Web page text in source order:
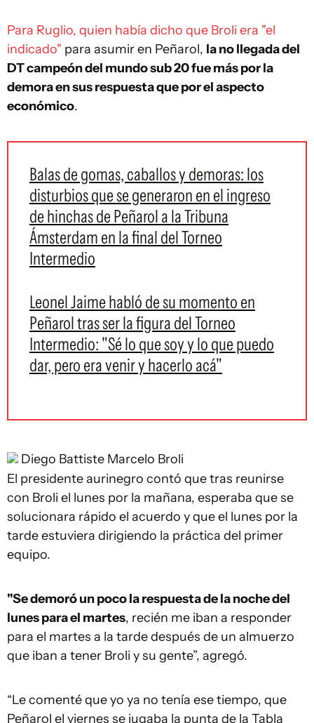
Para Ruglio, quien había dicho que Broli era "el
indicado" para asumir en Peñarol, la no llegada del
DT campeón del mundo sub 20 fue más por la
demora en sus respuesta que por el aspecto
económico.
Balas de gomas, caballos y demoras: los
disturbios que se generaron en el ingreso
de hinchas de Peñarol a la Tribuna
Ámsterdam en la final del Torneo
Intermedio
Leonel Jaime habló de su momento en
Peñarol tras ser la figura del Torneo
Intermedio: "Sé lo que soy y lo que puedo
dar, pero era venir y hacerlo acá"
Diego Battiste Marcelo Broli
El presidente aurinegro contó que tras reunirse
con Broli el lunes por la mañana, esperaba que se
solucionara rápido el acuerdo y que el lunes por la
tarde estuviera dirigiendo la práctica del primer
equipo.
"Se demoró un poco la respuesta de la noche del
lunes para el martes, recién me iban a responder
para el martes a la tarde después de un almuerzo
que iban a tener Broli y su gente”, agregó.
“Le comenté que yo ya no tenía ese tiempo, que
Peñarol el viernes se jugaba la punta de la Tabla